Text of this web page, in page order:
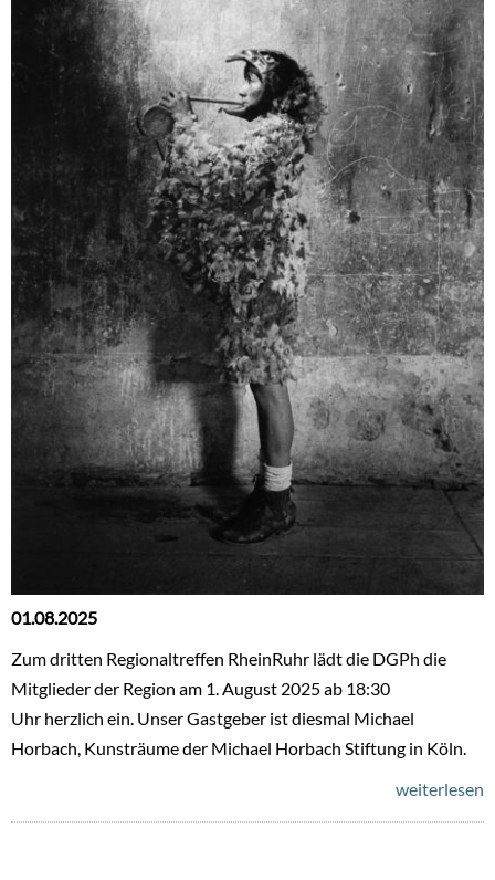
01.08.2025
Zum dritten Regionaltreffen RheinRuhr lädt die DGPh die
Mitglieder der Region am 1. August 2025 ab 18:30
Uhr herzlich ein. Unser Gastgeber ist diesmal Michael
Horbach, Kunsträume der Michael Horbach Stiftung in Köln.
weiterlesen